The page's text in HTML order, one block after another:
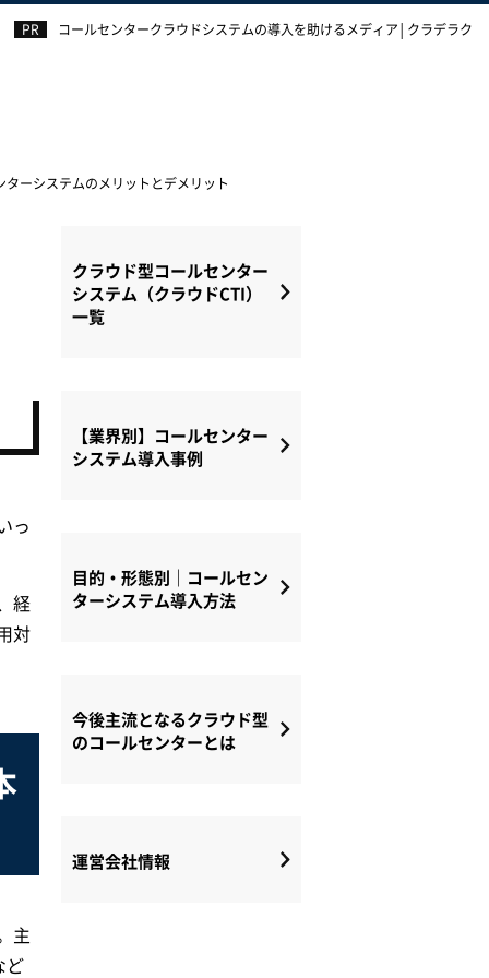
コールセンタークラウドシステムの導入を助けるメディア│クラデラク
ターシステムのメリットとデメリット
っ
経
対
主
ど
クラウド型コールセンター
システム（クラウドCTI）
一覧
【業界別】コールセンター
システム導入事例
目的・形態別｜コールセン
ターシステム導入方法
今後主流となるクラウド型
のコールセンターとは
運営会社情報